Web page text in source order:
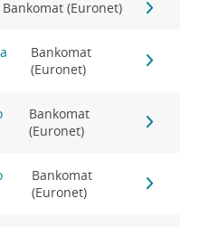
Bankomat (Euronet)
Bankomat
(Euronet)
Bankomat
(Euronet)
Bankomat
(Euronet)